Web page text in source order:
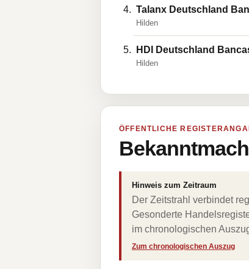
Talanx Deutschland
Hilden
HDI Deutschland
Hilden
ÖFFENTLICHE
Hinweis zum Zeitraum
Der Zeitstrahl verbindet
Gesonderte
im chronologischen
Zum chronologischen Auszug